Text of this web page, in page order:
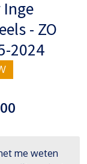
- ZO
2024
me weten